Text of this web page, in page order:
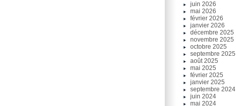
juin 2026
mai 2026
février 2026
janvier 2026
décembre 2025
novembre 2025
octobre 2025
septembre 2025
août 2025
mai 2025
février 2025
janvier 2025
septembre 2024
juin 2024
mai 2024